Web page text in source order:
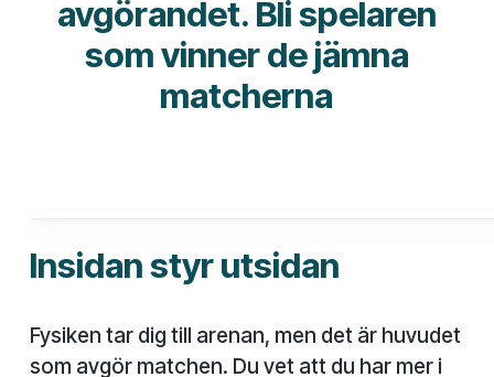
avgörandet. Bli spelaren
som vinner de jämna
matcherna
Insidan styr utsidan
Fysiken tar dig till arenan, men det är huvudet
som avgör matchen. Du vet att du har mer i